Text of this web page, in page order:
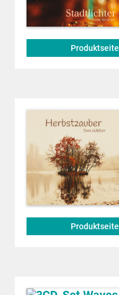
Produktseite
Produktseite